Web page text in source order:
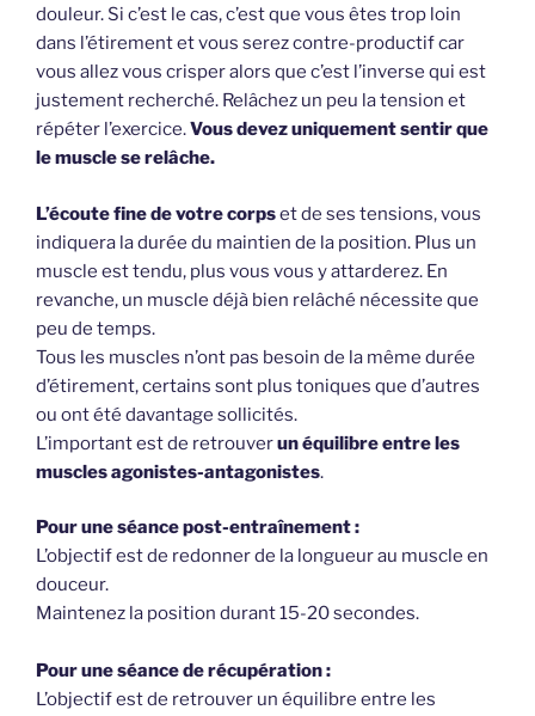
douleur. Si c’est le cas, c’est que vous êtes trop loin
dans l’étirement et vous serez contre-productif car
vous allez vous crisper alors que c’est l’inverse qui est
justement recherché. Relâchez un peu la tension et
répéter l’exercice.Vous devez uniquement sentir que
le muscle se relâche.
L’écoute fine de votre corpset de ses tensions, vous
indiquera la durée du maintien de la position. Plus un
muscle est tendu, plus vous vous y attarderez. En
revanche, un muscle déjà bien relâché nécessite que
peu de temps.
Tous les muscles n’ont pas besoin de la même durée
d’étirement, certains sont plus toniques que d’autres
ou ont été davantage sollicités.
L’important est de retrouverun équilibre entre les
muscles agonistes-antagonistes.
Pour une séance post-entraînement :
L’objectif est de redonner de la longueur au muscle en
douceur.
Maintenez la position durant 15-20 secondes.
Pour une séance de récupération :
L’objectif est de retrouver un équilibre entre les